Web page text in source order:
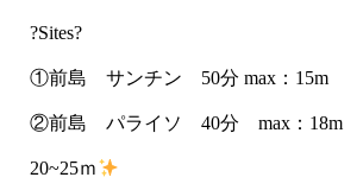
?Sites?
①前島 サンチン 50分 max：15m
②前島 パライソ 40分 max：
20~25ｍ